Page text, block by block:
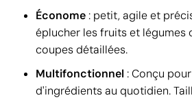
Économe : petit, agile et
éplucher les fruits et légumes
coupes détaillées.
Multifonctionnel : Conçu
d'ingrédients au quotidien.